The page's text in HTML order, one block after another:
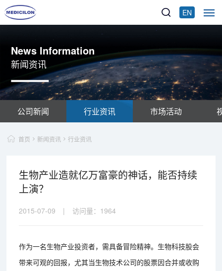
EN
News Information
新闻资讯
公司新闻 行业资讯 市场活动
首页 新闻资讯 行业资讯
生物产业造就亿万富豪的神话，能否持续
上演？
2015-07-09 | 访问量： 1964
作为一名生物产业投资者，需具备冒险精神。生物科技股会
带来可观的回报，尤其当生物技术公司的股票因合并或收购